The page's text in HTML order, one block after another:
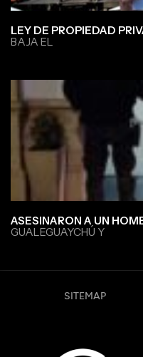
LEY DE PROPIEDAD
BAJA EL
ASESINARON A UN
GUALEGUAYCHÚ Y
SITEMAP